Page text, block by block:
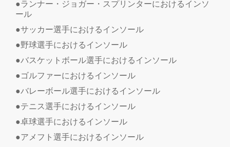
●ランナー・ジョガー・スプリンターにおけるインソ
ール
●サッカー選手におけるインソール
●野球選手におけるインソール
●バスケットボール選手におけるインソール
●ゴルファーにおけるインソール
●バレーボール選手におけるインソール
●テニス選手におけるインソール
●卓球選手におけるインソール
●アメフト選手におけるインソール